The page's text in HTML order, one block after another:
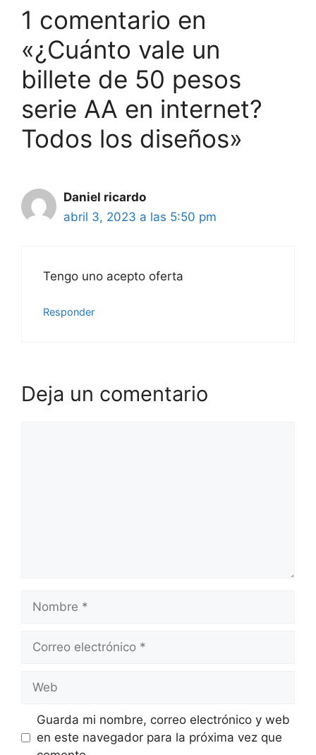
1 comentario en
«¿Cuánto vale un
billete de 50 pesos
serie AA en internet?
Todos los diseños»
Daniel ricardo
abril 3, 2023 a las 5:50 pm
Tengo uno acepto oferta
Responder
Deja un comentario
electrónico
Guarda mi nombre, correo electrónico y web
en este navegador para la próxima vez que